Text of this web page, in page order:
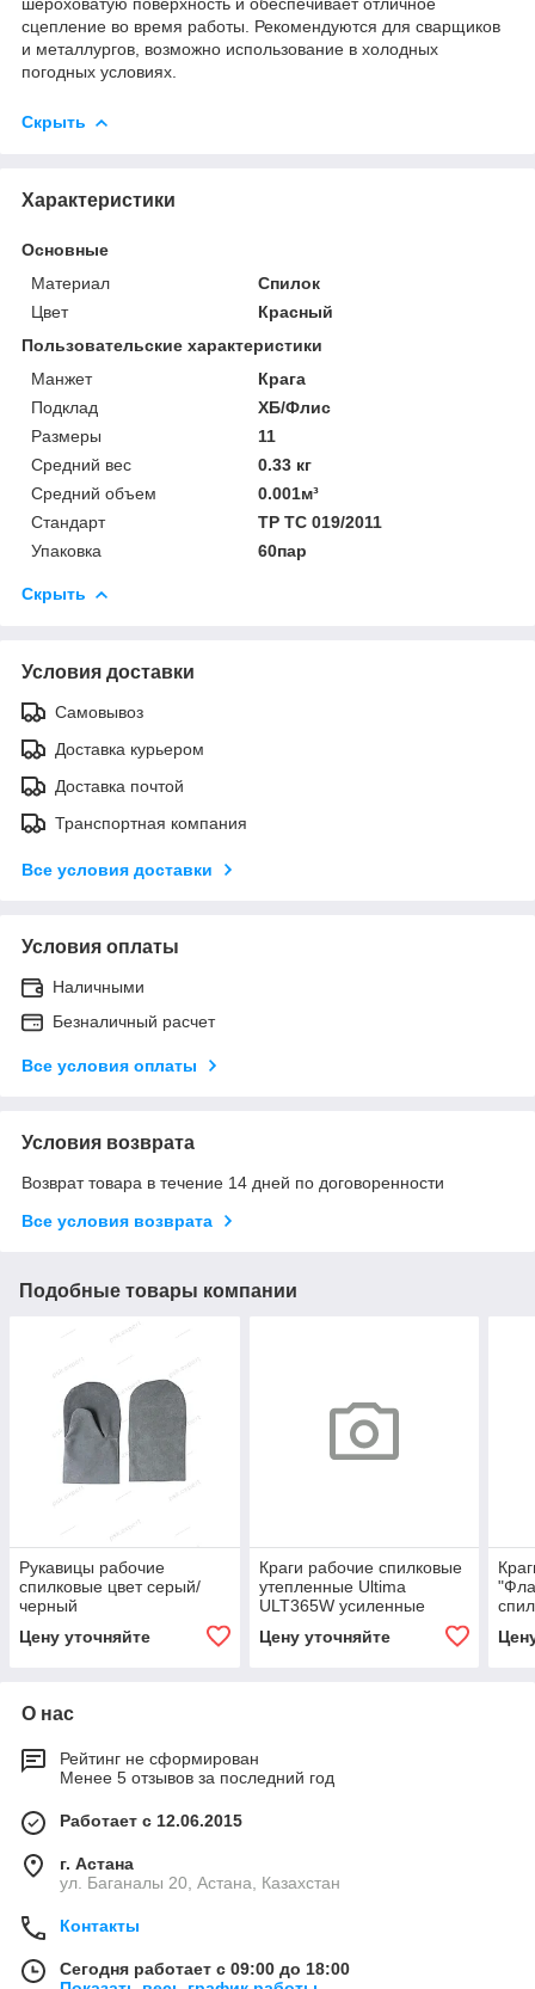
сцепление во время работы. Рекомендуются для сварщиков
и металлургов, возможно использование в холодных
погодных условиях.
Скрыть
Характеристики
Основные
Материал
Спилок
Цвет
Красный
Пользовательские характеристики
Манжет
Крага
Подклад
ХБ/Флис
Размеры
11
Средний вес
0.33 кг
Средний объем
0.001м³
Стандарт
ТР ТС 019/2011
Упаковка
60пар
Скрыть
Условия доставки
Самовывоз
Доставка курьером
Доставка почтой
Транспортная компания
Все условия доставки
Условия оплаты
Наличными
Безналичный расчет
Все условия оплаты
Условия возврата
Возврат товара в течение 14 дней по договоренности
Все условия возврата
Подобные товары компании
Рукавицы рабочие
спилковые цвет серый/
черный
Цену уточняйте
Краги рабочие спилковые
утепленные Ultima
ULT365W усиленные
Цену уточняйте
О нас
Рейтинг не сформирован
Менее 5 отзывов за последний год
Работает с 12.06.2015
г. Астана
ул. Баганалы 20, Астана, Казахстан
Контакты
Сегодня работает с 09:00 до 18:00